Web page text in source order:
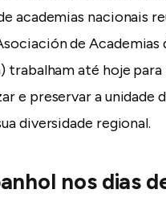
academias nacionais
de Academias
trabalham até hoje
e preservar a unidade
diversidade regional.
nos dias